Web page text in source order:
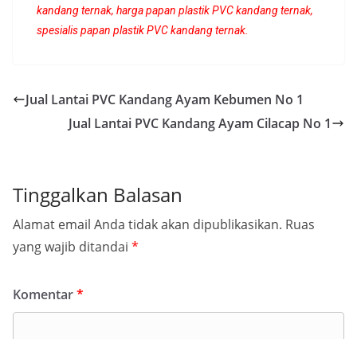
kandang ternak, harga papan plastik PVC kandang ternak,
spesialis papan plastik PVC kandang ternak.
Jual Lantai PVC Kandang Ayam Kebumen No 1
Jual Lantai PVC Kandang Ayam Cilacap No 1
Tinggalkan Balasan
Alamat email Anda tidak akan dipublikasikan. Ruas
yang wajib ditandai *
Komentar*